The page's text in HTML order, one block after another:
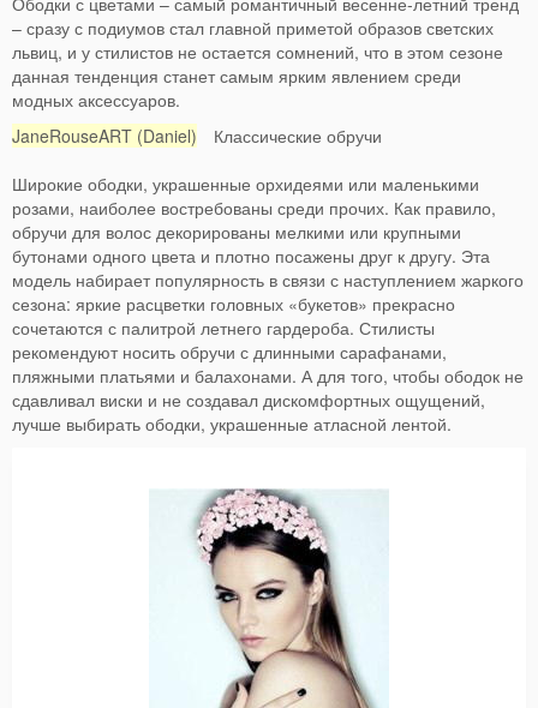
– сразу с подиумов стал главной приметой образов светских
львиц, и у стилистов не остается сомнений, что в этом сезоне
данная тенденция станет самым ярким явлением среди
модных аксессуаров.
JaneRouseART (Daniel) Классические обручи
Широкие ободки, украшенные орхидеями или маленькими
розами, наиболее востребованы среди прочих. Как правило,
обручи для волос декорированы мелкими или крупными
бутонами одного цвета и плотно посажены друг к другу. Эта
модель набирает популярность в связи с наступлением жаркого
сезона: яркие расцветки головных «букетов» прекрасно
сочетаются с палитрой летнего гардероба. Стилисты
рекомендуют носить обручи с длинными сарафанами,
пляжными платьями и балахонами. А для того, чтобы ободок не
сдавливал виски и не создавал дискомфортных ощущений,
лучше выбирать ободки, украшенные атласной лентой.